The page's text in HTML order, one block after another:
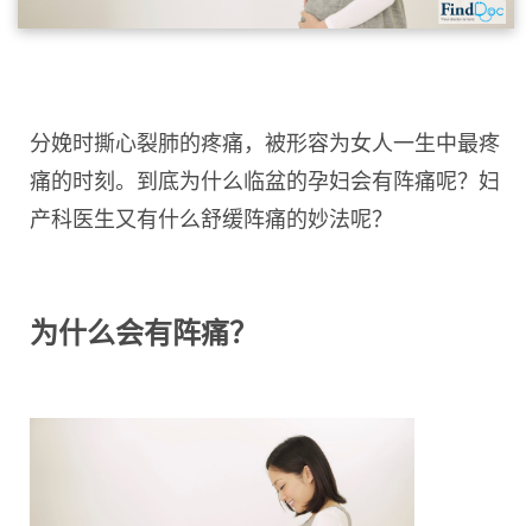
分娩时撕心裂肺的疼痛，被形容为女人一生中最疼
痛的时刻。到底为什么临盆的孕妇会有阵痛呢？妇
产科医生又有什么舒缓阵痛的妙法呢？
为什么会有阵痛？